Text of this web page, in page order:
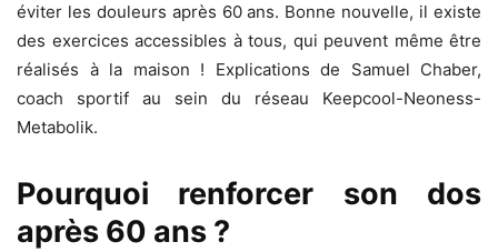
éviter les douleurs après 60 ans. Bonne nouvelle, il existe
des exercices accessibles à tous, qui peuvent même être
réalisés à la maison ! Explications de Samuel Chaber,
coach sportif au sein du réseau Keepcool-Neoness-
Metabolik.
Pourquoi renforcer son dos
après 60 ans ?